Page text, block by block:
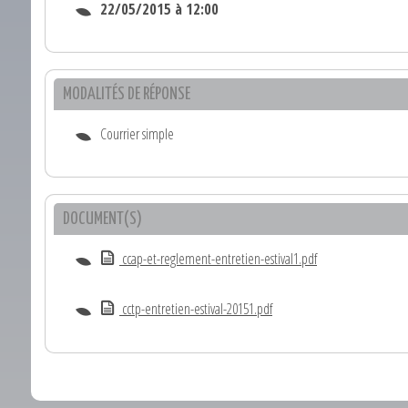
22/05/2015 à 12:00
MODALITÉS DE RÉPONSE
Courrier simple
DOCUMENT(S)
ccap-et-reglement-entretien-estival1.pdf
cctp-entretien-estival-20151.pdf